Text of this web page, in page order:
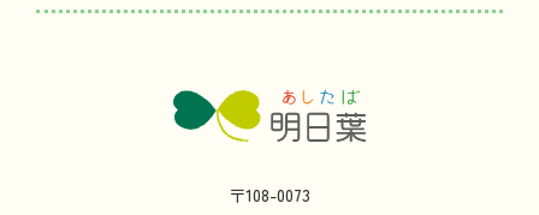
〒108-0073